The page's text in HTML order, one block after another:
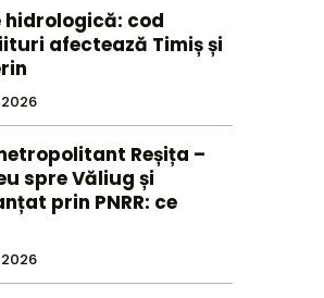
cod
afectează Timiș și
Reșița –
spre Văliug și
prin PNRR: ce